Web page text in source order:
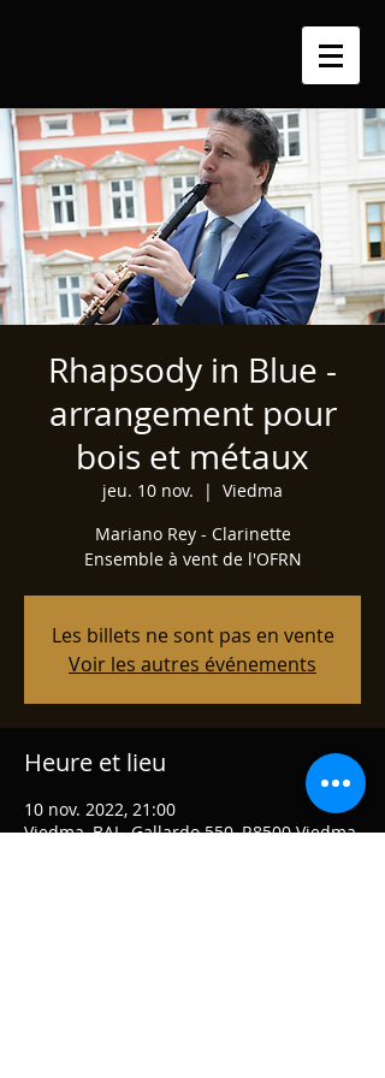
Rhapsody in Blue -
arrangement pour
bois et métaux
jeu. 10 nov.
  |
Viedma
Mariano Rey - Clarinette
Ensemble à vent de l'OFRN
Les billets ne sont pas en vente
Voir les autres événements
Heure et lieu
10 nov. 2022, 21:00
Viedma, BAL, Gallardo 550, R8500 Viedma,